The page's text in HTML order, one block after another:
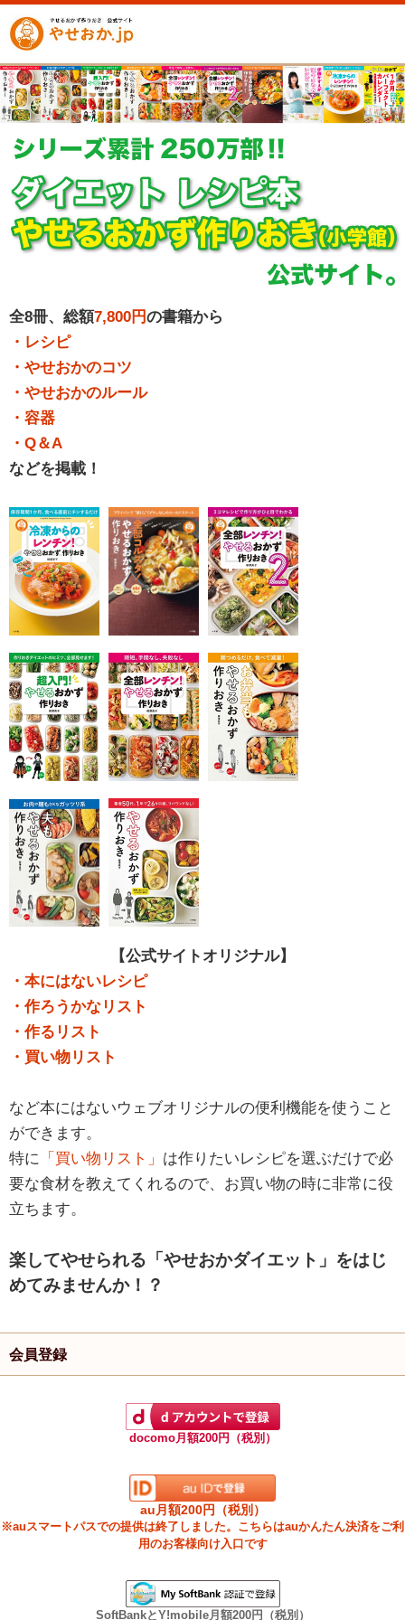
全8冊、総額7,800円の書籍から
・レシピ
・やせおかのコツ
・やせおかのルール
・容器
・Q＆A
などを掲載！
【公式サイトオリジナル】
・本にはないレシピ
・作ろうかなリスト
・作るリスト
・買い物リスト
など本にはないウェブオリジナルの便利機能を使うこと
ができます。
特に 「買い物リスト」 は作りたいレシピを選ぶだけで必
要な食材を教えてくれるので、お買い物の時に非常に役
立ちます。
楽してやせられる「やせおかダイエット」をはじ
めてみませんか！？
会員登録
docomo月額200円（税別）
au月額200円（税別）
※auスマートパスでの提供は終了しました。こちらはauかんたん決済をご利
用のお客様向け入口です
SoftBankとY!mobile月額200円（税別）